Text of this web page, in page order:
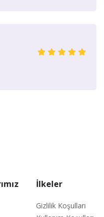
İlkeler
Gizlilik Koşulları